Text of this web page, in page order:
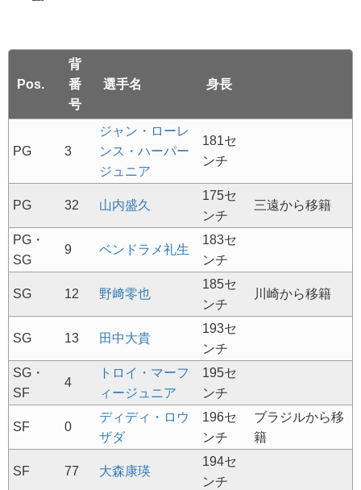
Pos.
背
番
号
選手名 身長
PG 3
ジャン・ローレ
ンス・ハーパー
ジュニア
181セ
ンチ
PG 32 山内盛久
175セ
ンチ
三遠から移籍
PG・
SG
9 ベンドラメ礼生
183セ
ンチ
SG 12 野﨑零也
185セ
ンチ
川崎から移籍
SG 13 田中大貴
193セ
ンチ
SG・
SF
4
トロイ・マーフ
ィージュニア
195セ
ンチ
SF 0
ディディ・ロウ
ザダ
196セ
ンチ
ブラジルから移
籍
SF 77 大森康瑛
194セ
ンチ